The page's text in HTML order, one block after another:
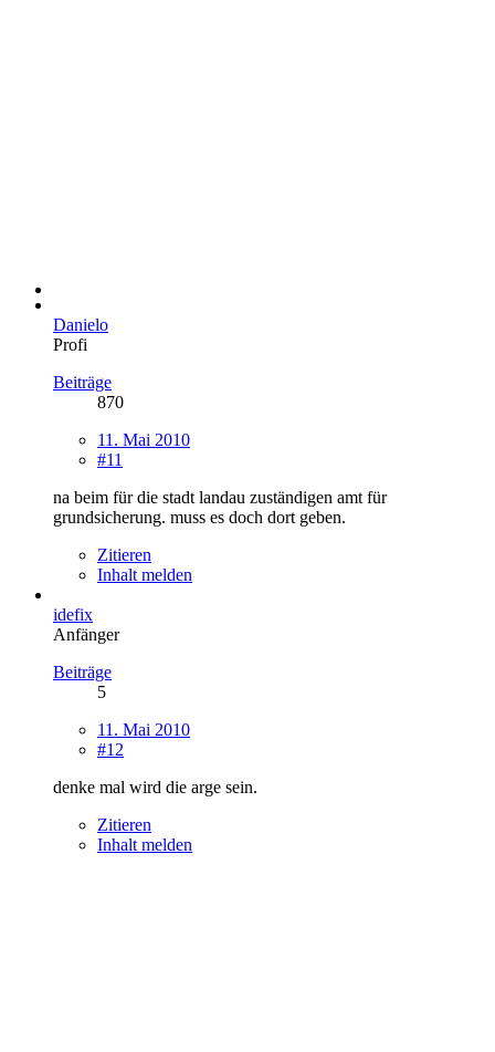
Danielo
Profi
Beiträge
870
11. Mai 2010
#11
na beim für die stadt landau zuständigen amt für
grundsicherung. muss es doch dort geben.
Zitieren
Inhalt melden
idefix
Anfänger
Beiträge
5
11. Mai 2010
#12
denke mal wird die arge sein.
Zitieren
Inhalt melden